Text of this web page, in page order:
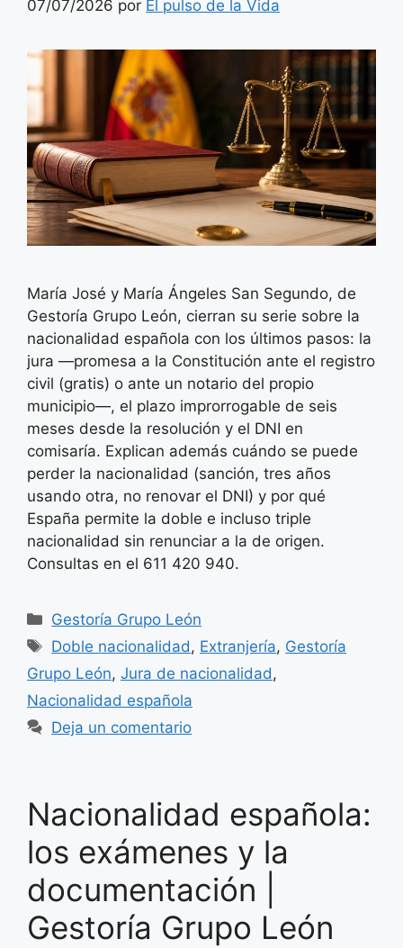
07/07/2026 por El pulso de la Vida
María José y María Ángeles San Segundo, de
Gestoría Grupo León, cierran su serie sobre la
nacionalidad española con los últimos pasos: la
jura —promesa a la Constitución ante el registro
civil (gratis) o ante un notario del propio
municipio—, el plazo improrrogable de seis
meses desde la resolución y el DNI en
comisaría. Explican además cuándo se puede
perder la nacionalidad (sanción, tres años
usando otra, no renovar el DNI) y por qué
España permite la doble e incluso triple
nacionalidad sin renunciar a la de origen.
Consultas en el 611 420 940.
Categorías
Gestoría Grupo León
Etiquetas
Doble nacionalidad, Extranjería, Gestoría
Grupo León, Jura de nacionalidad,
Nacionalidad española
Deja un comentario
Nacionalidad española:
los exámenes y la
documentación |
Gestoría Grupo León